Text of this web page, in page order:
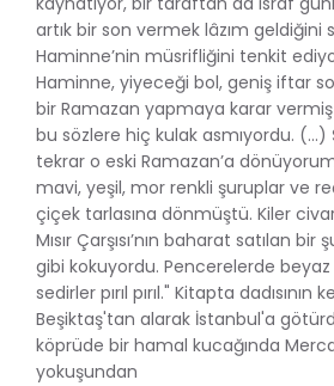
artık bir son vermek lâzım geldiğini
Haminne’nin müsrifliğini tenkit
Haminne, yiyeceği bol, geniş iftar
bir Ramazan yapmaya karar
bu sözlere hiç kulak asmıyordu. (...)
tekrar o eski Ramazan’a
mavi, yeşil, mor renkli şuruplar ve
çiçek tarlasına dönmüştü. Kiler
Mısır Çarşısı’nın baharat satılan bir
gibi kokuyordu. Pencerelerde
sedirler pırıl pırıl." Kitapta dadısının
Beşiktaş'tan alarak İstanbul'a
köprüde bir hamal kucağında
yokuşundan